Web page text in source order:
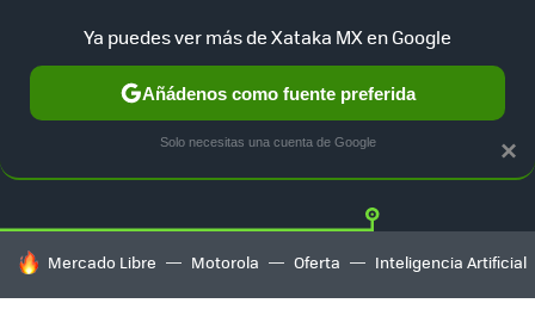
Twitter
HOY SE HABLA DE
Mercado Libre Motorola Oferta Inteligencia Artificial
×
Ya puedes ver más de Xataka MX en Google
Añádenos como fuente preferida
Solo necesitas una cuenta de Google